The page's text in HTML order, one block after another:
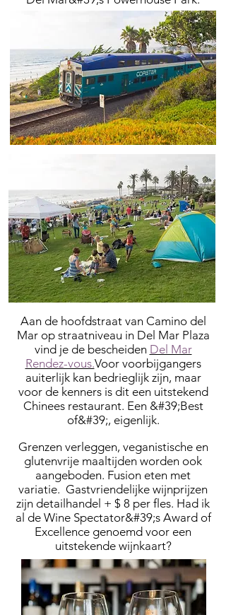
Aan de hoofdstraat van Camino del
Mar op straatniveau in Del Mar Plaza
vind je de bescheiden Del Mar
Rendez-vous.Voor voorbijgangers
auiterlijk kan bedrieglijk zijn, maar
voor de kenners is dit een uitstekend
Chinees restaurant. Een &#39;Best
of&#39;, eigenlijk.
Grenzen verleggen, veganistische en
glutenvrije maaltijden worden ook
aangeboden. Fusion eten met
variatie. Gastvriendelijke wijnprijzen
zijn detailhandel + $ 8 per fles. Had ik
al de Wine Spectator&#39;s Award of
Excellence genoemd voor een
uitstekende wijnkaart?